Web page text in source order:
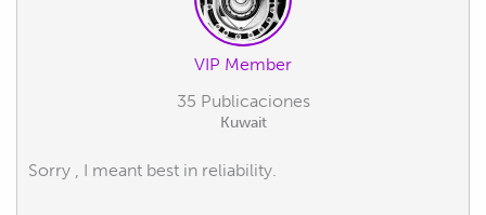
VIP Member
35 Publicaciones
Kuwait
Sorry , I meant best in reliability.